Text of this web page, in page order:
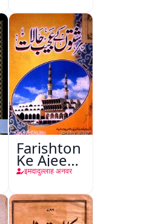
Farishton
Ke Ajeeb
Halat
इमदादुल्लाह अनवर